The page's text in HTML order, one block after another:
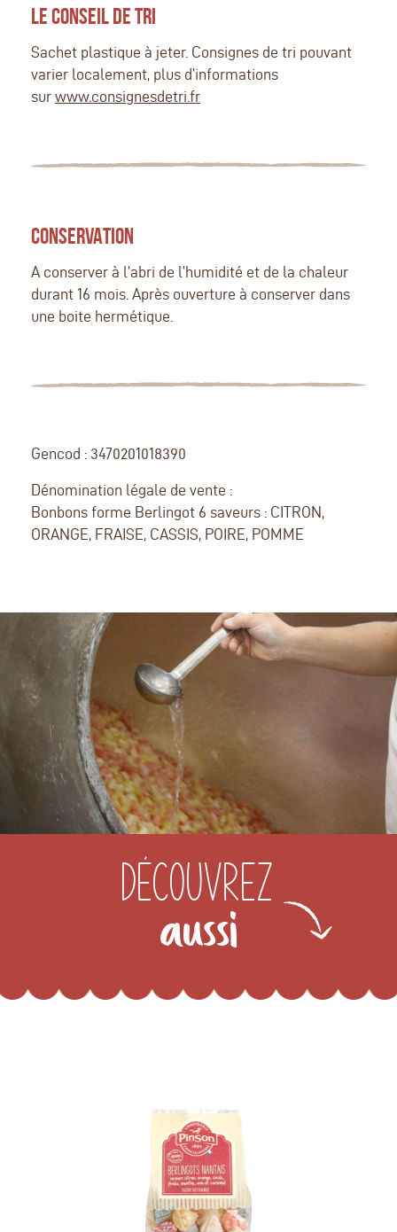
LE CONSEIL DE TRI
Sachet plastique à jeter. Consignes de tri pouvant
varier localement, plus d’informations
sur www.consignesdetri.fr
CONSERVATION
A conserver à l’abri de l’humidité et de la chaleur
durant 16 mois. Après ouverture à conserver dans
une boite hermétique.
Gencod : 3470201018390
Dénomination légale de vente :
Bonbons forme Berlingot 6 saveurs : CITRON,
ORANGE, FRAISE, CASSIS, POIRE, POMME
Découvrez
aussi